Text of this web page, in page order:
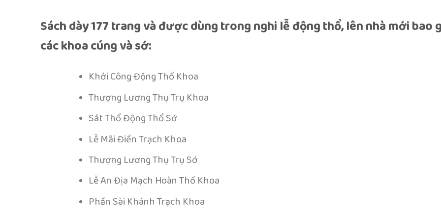
Sách dày 177 trang và được dùng trong nghi lễ động thổ, lên nhà mới bao
các khoa cúng và sớ:
Khởi Công Động Thổ Khoa
Thượng Lương Thụ Trụ Khoa
Sát Thổ Động Thổ Sớ
Lễ Mãi Điền Trạch Khoa
Thượng Lương Thụ Trụ Sớ
Lễ An Địa Mạch Hoàn Thổ Khoa
Phần Sài Khánh Trạch Khoa